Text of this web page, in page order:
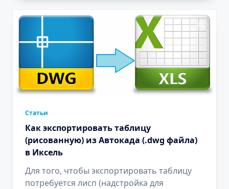
Cтатьи
Как экспортировать таблицу
(рисованную) из Автокада (.dwg файла)
в Иксель
Для того, чтобы экспортировать таблицу
потребуется лисп (надстройка для